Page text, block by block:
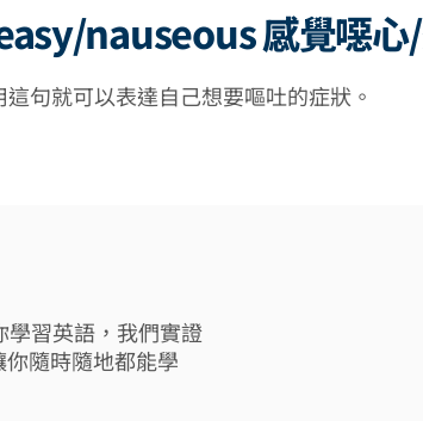
nauseous 感覺噁心
句就可以表達自己想要嘔吐的症狀。
習英語，我們實證
隨時隨地都能學